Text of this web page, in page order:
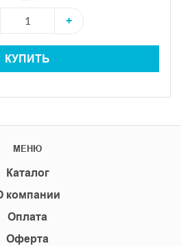
+
КУПИТЬ
МЕНЮ
Каталог
компании
Оплата
Оферта